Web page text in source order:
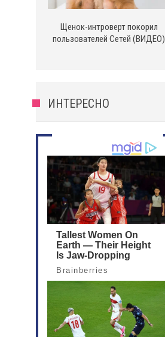
Щенок-интроверт покорил
пользователей Сетей (ВИДЕО)
ИНТЕРЕСНО